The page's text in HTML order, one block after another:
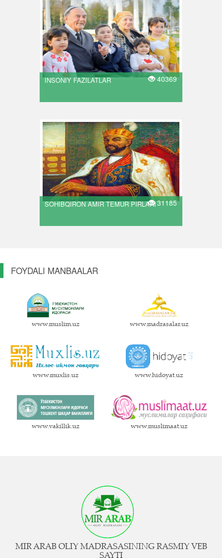
INSONIY FAZILATLAR 40369
SOHIBQIRON AMIR TEMUR PIRLARI31185
FOYDALI MANBAALAR
www.muslim.uz www.madrasalar.uz
www.muxlis.uz www.hidoyat.uz
www.vakillik.uz www.muslimaat.uz
MIR ARAB OLIY MADRASASINING RASMIY VEB
SAYTI